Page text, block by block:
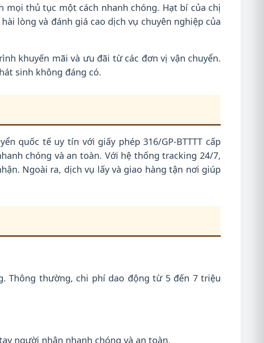
mọi thủ tục một cách nhanh chóng. Hạt bí của chị
lòng và đánh giá cao dịch vụ chuyên nghiệp của
khuyến mãi và ưu đãi từ các đơn vị vận chuyển.
sinh không đáng có.
quốc tế uy tín với giấy phép 316/GP-BTTTT cấp
chóng và an toàn. Với hệ thống tracking 24/7,
Ngoài ra, dịch vụ lấy và giao hàng tận nơi giúp
Thông thường, chi phí dao động từ 5 đến 7 triệu
người nhận nhanh chóng và an toàn.